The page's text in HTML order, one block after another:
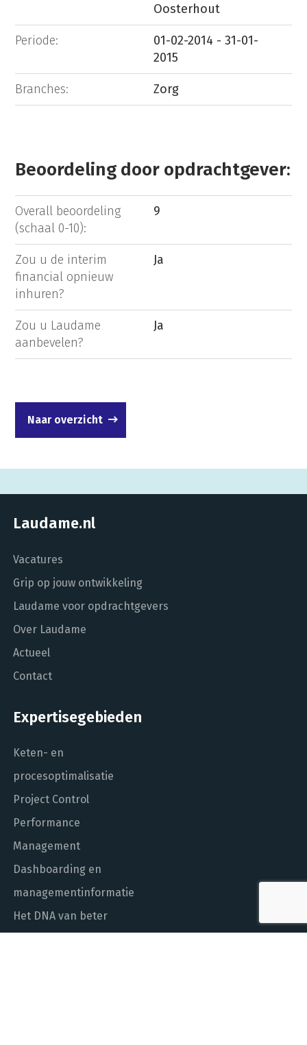
Oosterhout
Periode:
01-02-2014 - 31-01-
2015
Branches: Zorg
Beoordeling door opdrachtgever:
Overall beoordeling
(schaal 0-10):
9
Zou u de interim
financial opnieuw
inhuren?
Ja
Zou u Laudame
aanbevelen?
Ja
Naar overzicht
Laudame.nl
Vacatures
Grip op jouw ontwikkeling
Laudame voor opdrachtgevers
Over Laudame
Actueel
Contact
Expertisegebieden
Keten- en
procesoptimalisatie
Project Control
Performance
Management
Dashboarding en
managementinformatie
Het DNA van beter